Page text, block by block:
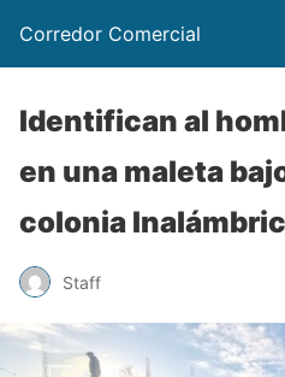
Corredor Comercial
Identifican al
en una maleta
colonia
Staff